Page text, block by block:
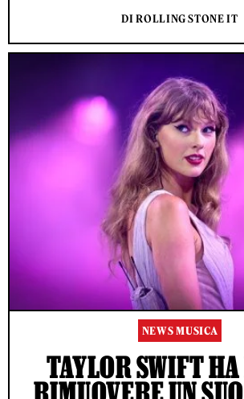
DI ROLLING STONE IT
NEWS MUSICA
TAYLOR SWIFT